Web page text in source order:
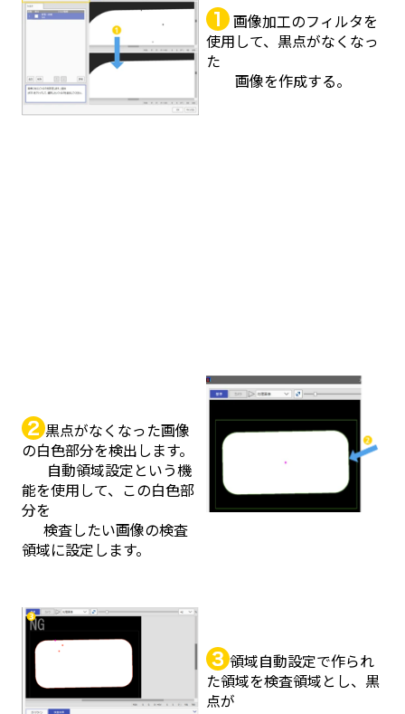
画像加工のフィルタを
使用して、黒点がなくなっ
た
画像を作成する。
黒点がなくなった画像
の白色部分を検出します。
自動領域設定という機
能を使用して、この白色部
分を
検査したい画像の検査
領域に設定します。
領域自動設定で作られ
た領域を検査領域とし、黒
点が